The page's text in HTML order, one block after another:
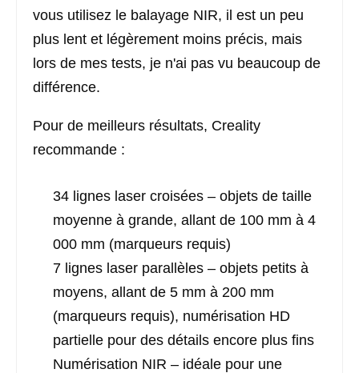
vous utilisez le balayage NIR, il est un peu
plus lent et légèrement moins précis, mais
lors de mes tests, je n'ai pas vu beaucoup de
différence.
Pour de meilleurs résultats, Creality
recommande :
34 lignes laser croisées – objets de taille
moyenne à grande, allant de 100 mm à 4
000 mm (marqueurs requis)
7 lignes laser parallèles – objets petits à
moyens, allant de 5 mm à 200 mm
(marqueurs requis), numérisation HD
partielle pour des détails encore plus fins
Numérisation NIR – idéale pour une